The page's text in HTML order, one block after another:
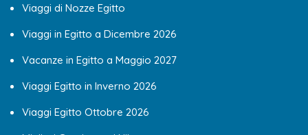
Viaggi di Nozze Egitto
Viaggi in Egitto a Dicembre 2026
Vacanze in Egitto a Maggio 2027
Viaggi Egitto in Inverno 2026
Viaggi Egitto Ottobre 2026